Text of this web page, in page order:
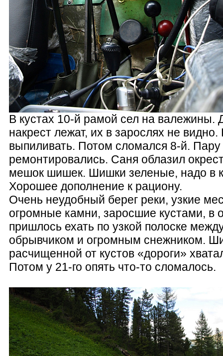
В кустах 10-й рамой сел на валежины.
накрест лежат, их в зарослях не
выпиливать. Потом сломался 8-й. Пару
ремонтировались. Саня облазил
мешок шишек. Шишки зеленые, надо в
Хорошее дополнение к рациону.
Очень неудобный берег реки, узкие
огромные камни, заросшие кустами, в
пришлось ехать по узкой полоске
обрывчиком и огромным снежником.
расчищенной от кустов «дороги»
Потом у 21-го опять что-то сломалось.